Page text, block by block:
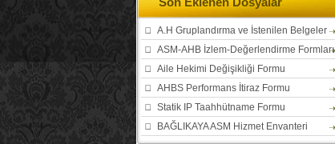
A.H Gruplandırma ve İstenilen Belgeler
ASM-AHB İzlem-Değerlendirme Formları
Aile Hekimi Değişikliği Formu
AHBS Performans İtiraz Formu
Statik IP Taahhütname Formu
BAĞLIKAYA ASM Hizmet Envanteri